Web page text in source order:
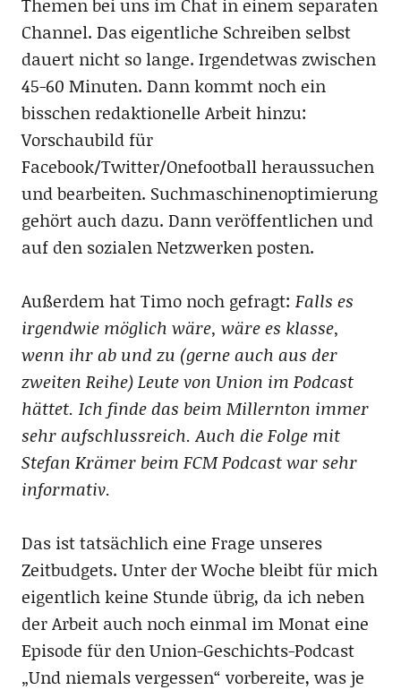
Channel. Das eigentliche Schreiben selbst
dauert nicht so lange. Irgendetwas zwischen
45-60 Minuten. Dann kommt noch ein
bisschen redaktionelle Arbeit hinzu:
Vorschaubild für
Facebook/Twitter/Onefootball heraussuchen
und bearbeiten. Suchmaschinenoptimierung
gehört auch dazu. Dann veröffentlichen und
auf den sozialen Netzwerken posten.
Außerdem hat Timo noch gefragt: Falls es
irgendwie möglich wäre, wäre es klasse,
wenn ihr ab und zu (gerne auch aus der
zweiten Reihe) Leute von Union im Podcast
hättet. Ich finde das beim Millernton immer
sehr aufschlussreich. Auch die Folge mit
Stefan Krämer beim FCM Podcast war sehr
informativ.
Das ist tatsächlich eine Frage unseres
Zeitbudgets. Unter der Woche bleibt für mich
eigentlich keine Stunde übrig, da ich neben
der Arbeit auch noch einmal im Monat eine
Episode für den Union-Geschichts-Podcast
„Und niemals vergessen“ vorbereite, was je